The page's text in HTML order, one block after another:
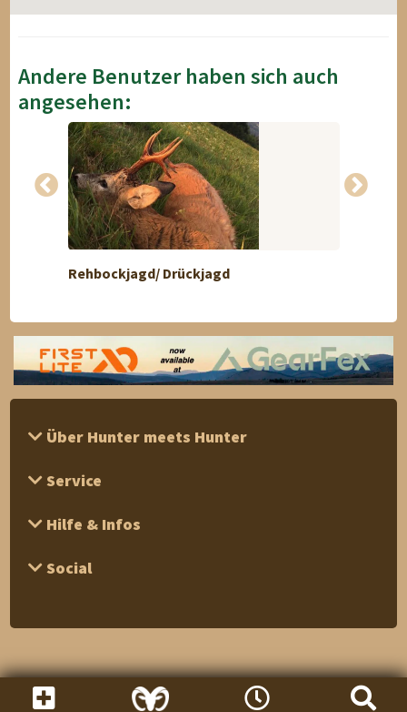
Andere Benutzer haben sich auch
angesehen:
Rehbockjagd/ Drückjagd
Über Hunter meets Hunter
Service
Hilfe & Infos
Social